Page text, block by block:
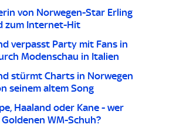
von Norwegen-Star Erling
zum Internet-Hit
verpasst Party mit Fans in
Modenschau in Italien
stürmt Charts in Norwegen
seinem altem Song
Haaland oder Kane - wer
WM-Schuh?